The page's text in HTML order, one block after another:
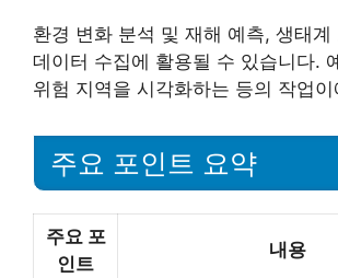
환경 변화 분석 및 재해 예측, 생태계
데이터 수집에 활용될 수 있습니다.
위험 지역을 시각화하는 등의 작업이
주요 포인트 요약
주요 포
인트
내용